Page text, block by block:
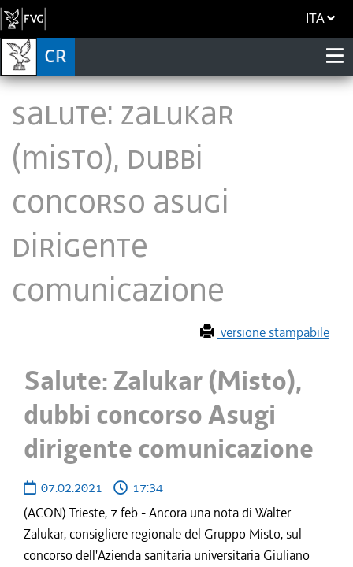
ITA
Salute: Zalukar
(Misto), dubbi
concorso Asugi
dirigente
comunicazione
versione stampabile
Salute: Zalukar (Misto),
dubbi concorso Asugi
dirigente comunicazione
07.02.2021
17:34
(ACON) Trieste, 7 feb - Ancora una nota di Walter
Zalukar, consigliere regionale del Gruppo Misto, sul
concorso dell'Azienda sanitaria universitaria Giuliano